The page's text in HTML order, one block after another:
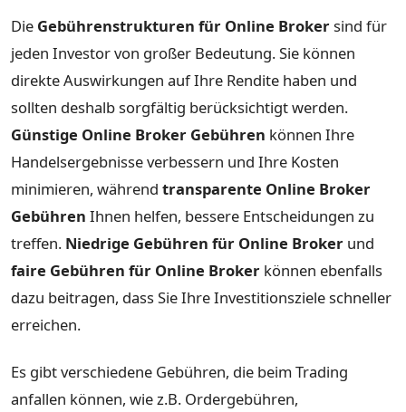
Die Gebührenstrukturen für Online Brokersind für
jeden Investor von großer Bedeutung. Sie können
direkte Auswirkungen auf Ihre Rendite haben und
sollten deshalb sorgfältig berücksichtigt werden.
Günstige Online Broker Gebühren können Ihre
Handelsergebnisse verbessern und Ihre Kosten
minimieren, während transparente Online Broker
Gebühren Ihnen helfen, bessere Entscheidungen zu
treffen. Niedrige Gebühren für Online Broker und
faire Gebühren für Online Broker können ebenfalls
dazu beitragen, dass Sie Ihre Investitionsziele schneller
erreichen.
Es gibt verschiedene Gebühren, die beim Trading
anfallen können, wie z.B. Ordergebühren,